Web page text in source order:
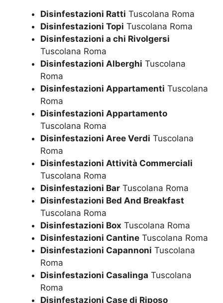
Disinfestazioni Ratti Tuscolana Roma
Disinfestazioni Topi Tuscolana Roma
Disinfestazioni a chi Rivolgersi
Tuscolana Roma
Disinfestazioni Alberghi Tuscolana
Roma
Disinfestazioni Appartamenti Tuscolana
Roma
Disinfestazioni Appartamento
Tuscolana Roma
Disinfestazioni Aree Verdi Tuscolana
Roma
Disinfestazioni Attività Commerciali
Tuscolana Roma
Disinfestazioni Bar Tuscolana Roma
Disinfestazioni Bed And Breakfast
Tuscolana Roma
Disinfestazioni Box Tuscolana Roma
Disinfestazioni Cantine Tuscolana Roma
Disinfestazioni Capannoni Tuscolana
Roma
Disinfestazioni Casalinga Tuscolana
Roma
Disinfestazioni Case di Riposo